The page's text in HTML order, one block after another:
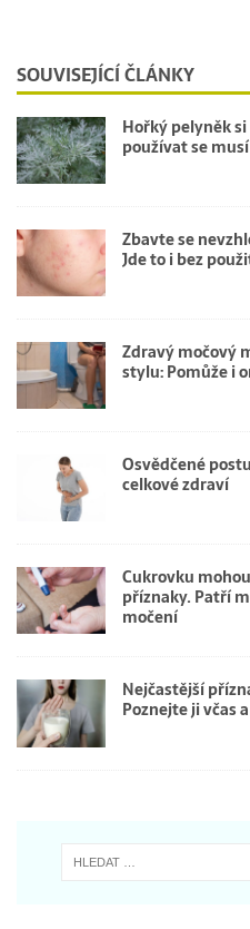
SOUVISEJÍCÍ ČLÁNKY
Hořký pelyněk
používat se
Zbavte se
Jde to i bez
Zdravý močový
stylu: Pomůže i
Osvědčené
celkové zdraví
Cukrovku
příznaky. Patří
močení
Nejčastější
Poznejte ji včas